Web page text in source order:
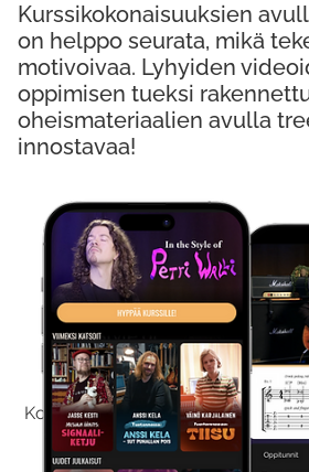
Kokeile
Kokeilemalla ilmaiseksi saat koko
viikon ajaksi.
Kurssikokonaisuuksien
on helppo seurata, mikä
motivoivaa. Lyhyiden
oppimisen tueksi
oheismateriaalien avulla
innostavaa!